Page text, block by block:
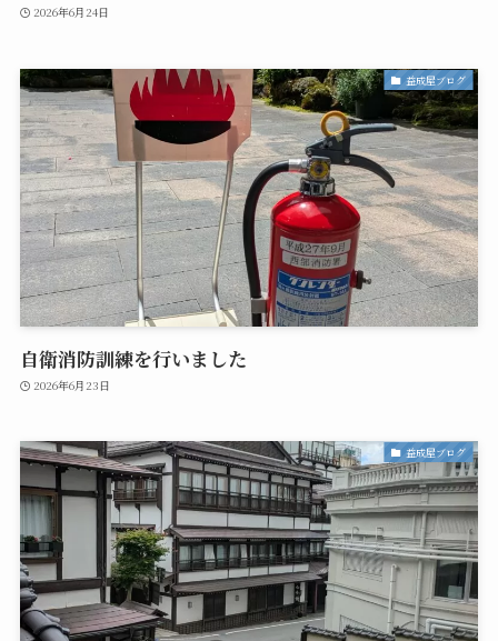
2026年6月24日
益成屋ブログ
自衛消防訓練を行いました
2026年6月23日
益成屋ブログ